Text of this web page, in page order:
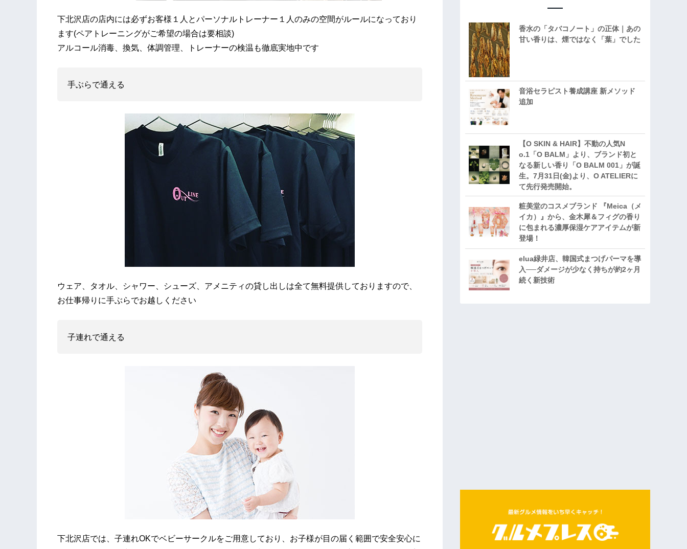
下北沢店の店内には必ずお客様１人とパーソナルトレーナー１人のみの空間がルールになっており
ます(ペアトレーニングがご希望の場合は要相談)
アルコール消毒、換気、体調管理、トレーナーの検温も徹底実地中です
手ぶらで通える
ウェア、タオル、シャワー、シューズ、アメニティの貸し出しは全て無料提供しておりますので、
お仕事帰りに手ぶらでお越しください
子連れで通える
下北沢店では、子連れOKでベビーサークルをご用意しており、お子様が目の届く範囲で安全安心に
香水の「タバコノート」の正体｜あの
甘い香りは、煙ではなく「葉」でした
音浴セラピスト養成講座 新メソッド
追加
【O SKIN & HAIR】不動の人気N
o.1「O BALM」より、ブランド初と
なる新しい香り「O BALM 001」が誕
生。7月31日(金)より、O ATELIERに
て先行発売開始。
粧美堂のコスメブランド 『Meica（メ
イカ）』から、金木犀＆フィグの香り
に包まれる濃厚保湿ケアアイテムが新
登場！
elua緑井店、韓国式まつげパーマを導
入──ダメージが少なく持ちが約2ヶ月
続く新技術